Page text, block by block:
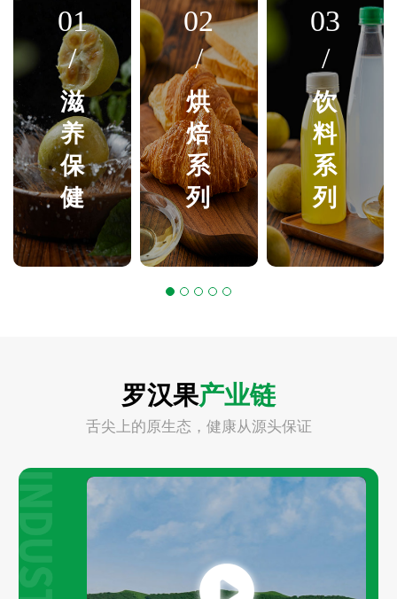
01
/
滋
养
保
健
02
/
烘
焙
系
列
03
/
饮
料
系
列
罗汉果产业链
舌尖上的原生态，健康从源头保证